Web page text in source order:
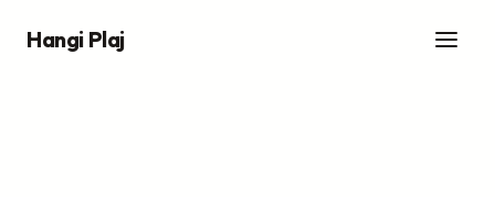
Hangi Plaj